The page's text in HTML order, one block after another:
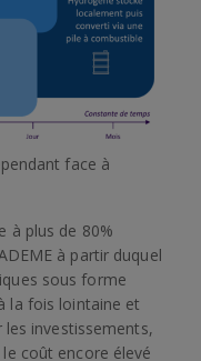
face à
à plus de 80%
à partir duquel
sous forme
la fois lointaine et
investissements,
coût encore élevé